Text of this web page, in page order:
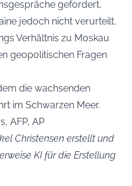
gefordert,
jedoch nicht verurteilt.
Verhältnis zu Moskau
geopolitischen Fragen
die wachsenden
im Schwarzen Meer.
AFP, AP
Christensen erstellt und
KI für die Erstellung